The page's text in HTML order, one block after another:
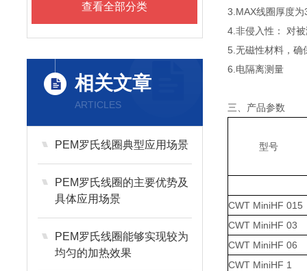
查看全部分类
相关文章
ARTICLES
PEM罗氏线圈典型应用场景
PEM罗氏线圈的主要优势及
具体应用场景
PEM罗氏线圈能够实现较为
均匀的加热效果
3.MAX线圈厚度
4.非侵入性： 对
5.无磁性材料，确
6.电隔离测量
三、产品参数
型号
CWT MiniHF 015
CWT MiniHF 03
CWT MiniHF 06
CWT MiniHF 1